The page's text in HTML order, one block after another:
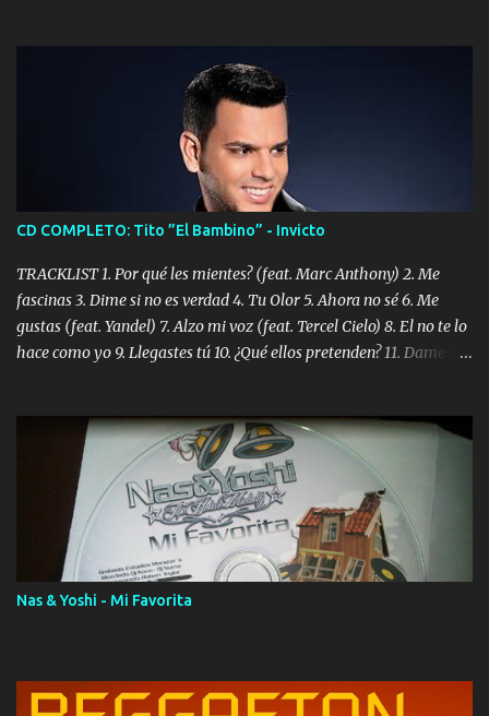
CD COMPLETO: Tito ”El Bambino” - Invicto
TRACKLIST 1. Por qué les mientes? (feat. Marc Anthony) 2. Me
fascinas 3. Dime si no es verdad 4. Tu Olor 5. Ahora no sé 6. Me
gustas (feat. Yandel) 7. Alzo mi voz (feat. Tercel Cielo) 8. El no te lo
hace como yo 9. Llegastes tú 10. ¿Qué ellos pretenden? 11. Dame la
Digital Booklet – Invicto ----------------------------- Nota:
Album proposto al massimo della qualità in formato iTunes Plus
AAC M4A; comprato su iTunes e a disposizione vostra per il
download. REGGAETON ITALIA Nosotros Somos Los Del
Momento!
Nas & Yoshi - Mi Favorita